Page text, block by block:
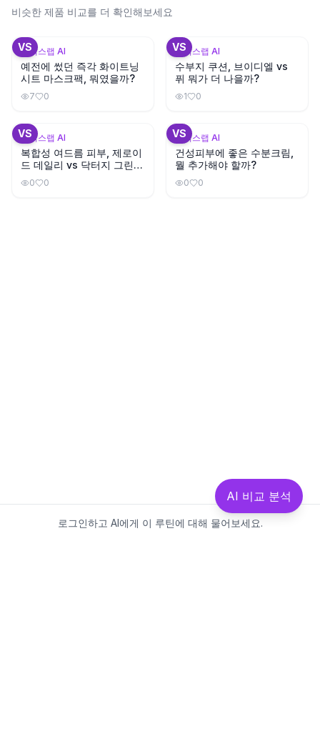
비슷한 제품 비교를 더 확인해보세요
VS
뷰틱스랩 AI
예전에 썼던 즉각 화이트닝
시트 마스크팩, 뭐였을까?
7 0
VS
뷰틱스랩 AI
수부지 쿠션, 브이디엘 vs
퓌 뭐가 더 나을까?
1 0
VS
뷰틱스랩 AI
복합성 여드름 피부, 제로이
드 데일리 vs 닥터지 그린마
일드업 선크림?
0 0
VS
뷰틱스랩 AI
건성피부에 좋은 수분크림,
뭘 추가해야 할까?
0 0
로그인하고 AI에게 이 루틴에 대해 물어보세요.
AI 비교 분석